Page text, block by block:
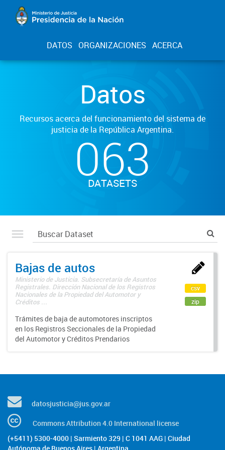
DATOS ORGANIZACIONES ACERCA
Datos
Recursos acerca del funcionamiento del sistema de
justicia de la República Argentina.
063
DATASETS
Bajas de autos
Ministerio de Justicia. Subsecretaría de Asuntos
Registrales. Dirección Nacional de los Registros
Nacionales de la Propiedad del Automotor y
Créditos ...
Trámites de baja de automotores inscriptos
en los Registros Seccionales de la Propiedad
del Automotor y Créditos Prendarios
csv
zip
datosjusticia@jus.gov.ar
Commons Attribution 4.0 International license
(+5411) 5300-4000 | Sarmiento 329 | C 1041 AAG | Ciudad